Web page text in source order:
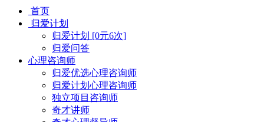
首页
归爱计划
归爱计划 [0元6次]
归爱问答
心理咨询师
归爱优选心理咨询师
归爱计划心理咨询师
独立项目咨询师
奇才讲师